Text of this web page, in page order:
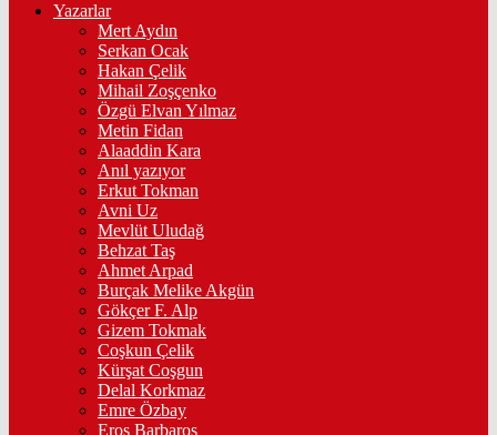
Yazarlar
Mert Aydın
Serkan Ocak
Hakan Çelik
Mihail Zoşçenko
Özgü Elvan Yılmaz
Metin Fidan
Alaaddin Kara
Anıl yazıyor
Erkut Tokman
Avni Uz
Mevlüt Uludağ
Behzat Taş
Ahmet Arpad
Burçak Melike Akgün
Gökçer F. Alp
Gizem Tokmak
Coşkun Çelik
Kürşat Coşgun
Delal Korkmaz
Emre Özbay
Eros Barbaros